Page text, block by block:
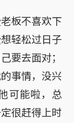
板不喜欢下
轻松过日子
要去面对；
事情，没兴
可能啦，总
很赶得上时